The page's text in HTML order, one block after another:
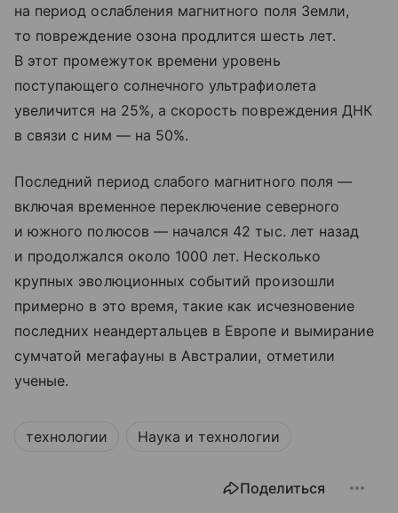
на период ослабления магнитного поля Земли,
то повреждение озона продлится шесть лет.
В этот промежуток времени уровень
поступающего солнечного ультрафиолета
увеличится на 25%, а скорость повреждения ДНК
в связи с ним — на 50%.
Последний период слабого магнитного поля —
включая временное переключение северного
и южного полюсов — начался 42 тыс. лет назад
и продолжался около 1000 лет. Несколько
крупных эволюционных событий произошли
примерно в это время, такие как исчезновение
последних неандертальцев в Европе и вымирание
сумчатой ​​мегафауны в Австралии, отметили
ученые.
технологии Наука и технологии
Поделиться